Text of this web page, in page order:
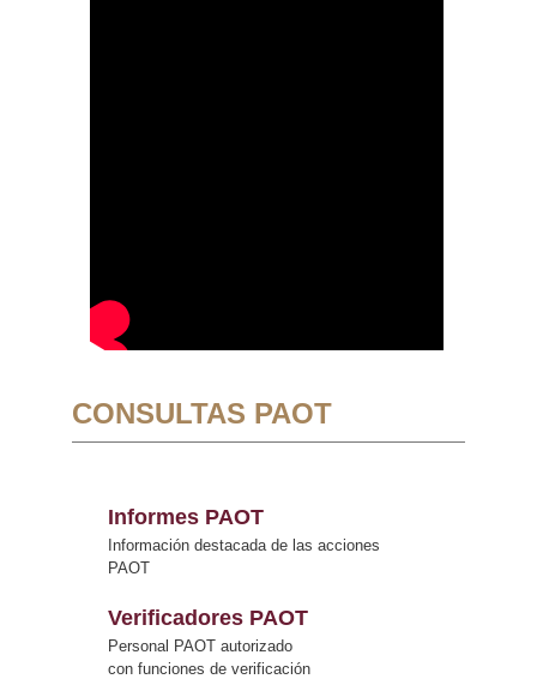
CONSULTAS PAOT
Informes PAOT
Información destacada de las acciones
PAOT
Verificadores PAOT
Personal PAOT autorizado
con funciones de verificación